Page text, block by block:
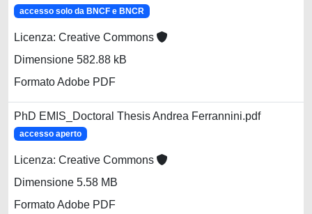
accesso solo da BNCF e BNCR
Licenza: Creative Commons
Dimensione 582.88 kB
Formato Adobe PDF
PhD EMIS_Doctoral Thesis Andrea Ferrannini.pdf
accesso aperto
Licenza: Creative Commons
Dimensione 5.58 MB
Formato Adobe PDF